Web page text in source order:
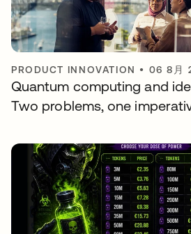
PRODUCT INNOVATION • 06 8月
Quantum computing and
Two problems, one